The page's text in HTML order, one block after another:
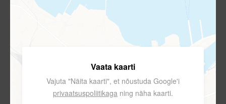
Vaata kaarti
Vajuta "Näita kaarti", et nõustuda Google'i
privaatsuspoliitikaga ning näha kaarti.